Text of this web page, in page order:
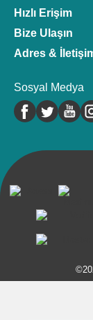
Hızlı Erişim
Bize Ulaşın
Adres &
Sosyal Medya